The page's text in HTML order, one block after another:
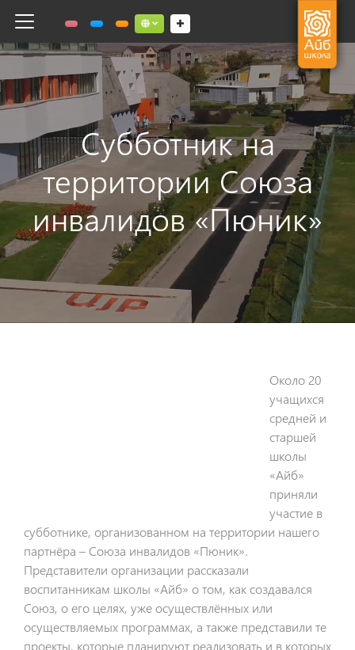
Toggle navigation Social links dropdown button
Субботник на
территории Союза
инвалидов «Пюник»
Около 20
учащихся
средней и
старшей
школы
«Айб»
приняли
участие в
субботнике, организованном на территории нашего
партнёра – Союза инвалидов «Пюник».
Представители организации рассказали
воспитанникам школы «Айб» о том, как создавался
Союз, о его целях, уже осуществлённых или
осуществляемых программах, а также представили те
проекты, которые планируют реализовать и в которых